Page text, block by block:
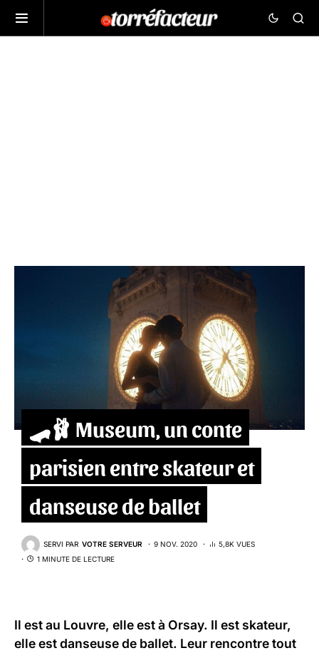
🛹🩰 Museum, un conte
parisien entre skateur et
danseuse de ballet
SERVI PAR VOTRE SERVEUR 9 NOV. 2020
5,8K VUES
1 MINUTE DE LECTURE
Il est au Louvre, elle est à Orsay. Il est skateur,
elle est danseuse de ballet. Leur rencontre tout